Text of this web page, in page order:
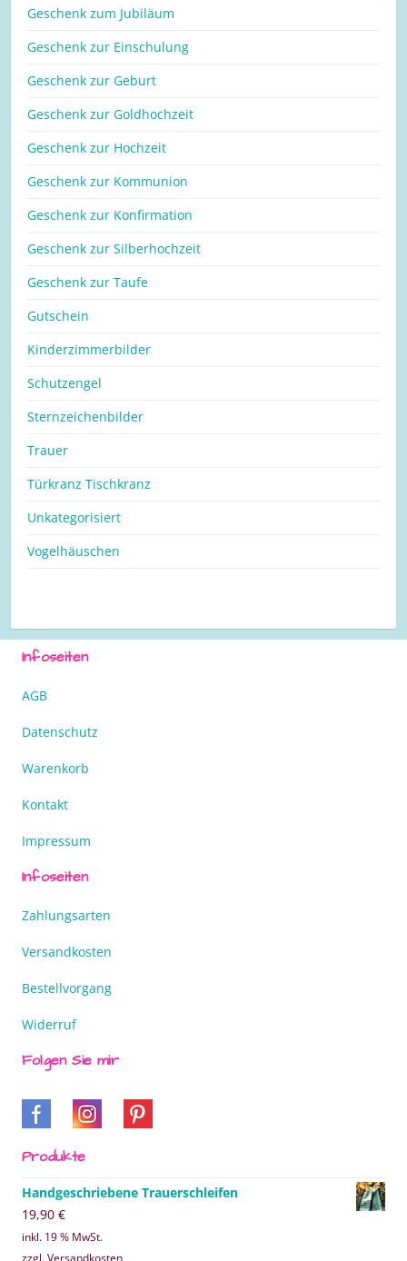
Geschenk zum Jubiläum
Geschenk zur Einschulung
Geschenk zur Geburt
Geschenk zur Goldhochzeit
Geschenk zur Hochzeit
Geschenk zur Kommunion
Geschenk zur Konfirmation
Geschenk zur Silberhochzeit
Geschenk zur Taufe
Gutschein
Kinderzimmerbilder
Schutzengel
Sternzeichenbilder
Trauer
Türkranz Tischkranz
Unkategorisiert
Vogelhäuschen
Infoseiten
AGB
Datenschutz
Warenkorb
Kontakt
Impressum
Infoseiten
Zahlungsarten
Versandkosten
Bestellvorgang
Widerruf
Folgen Sie mir
Produkte
Handgeschriebene Trauerschleifen
19,90 €
inkl. 19 % MwSt.
zzgl. Versandkosten